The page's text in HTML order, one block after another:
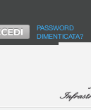
PASSWORD
DIMENTICATA?